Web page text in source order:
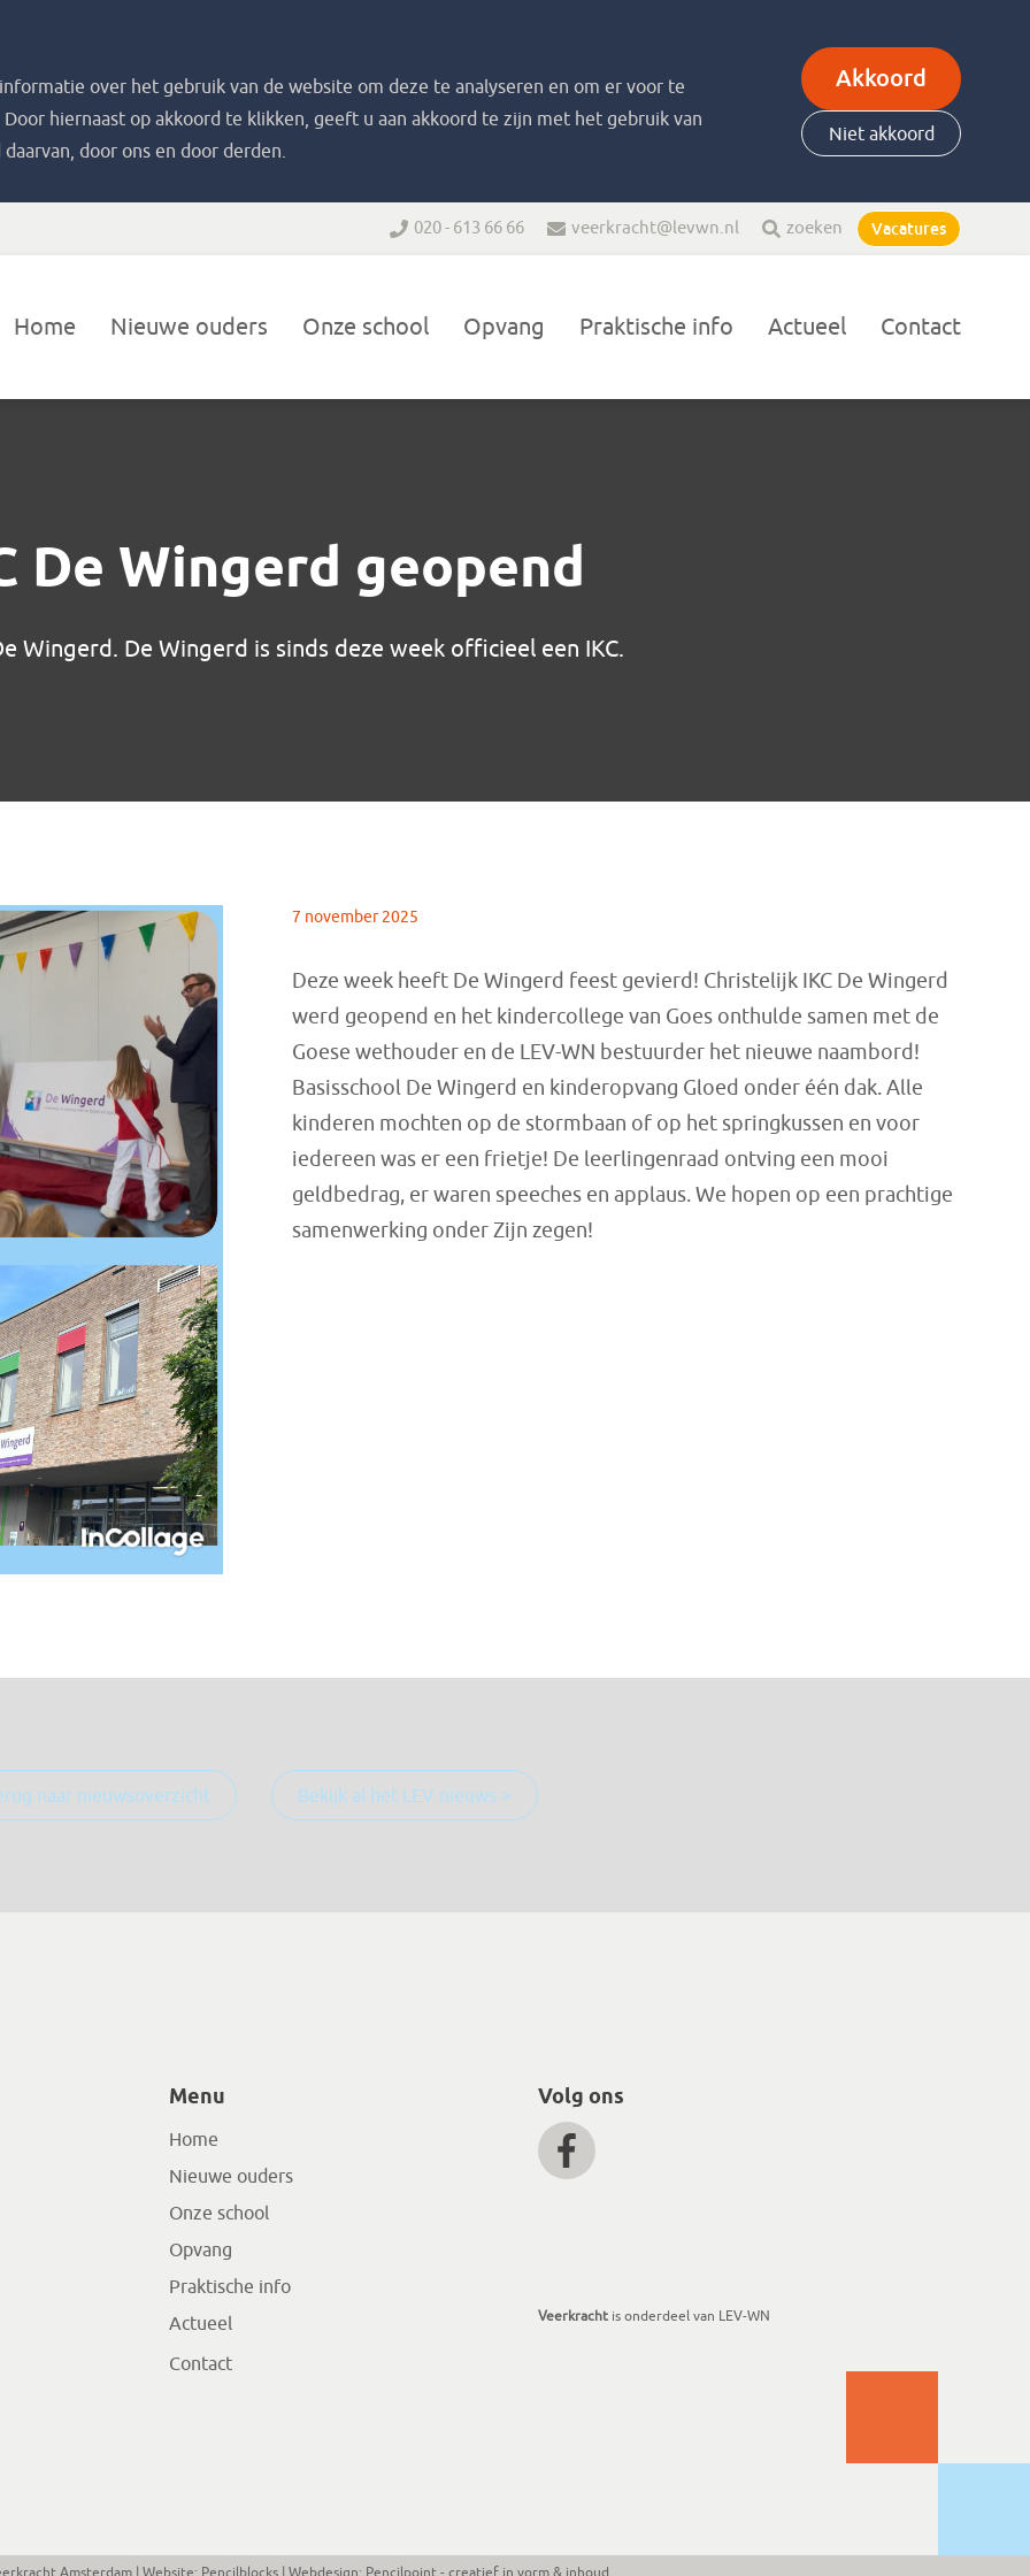
over het gebruik van de website om deze te analyseren en om er voor te
hiernaast op akkoord te klikken, geeft u aan akkoord te zijn met het gebruik van
door ons en door derden.
Akkoord
Niet akkoord
020 - 613 66 66 veerkracht@levwn.nl zoeken Vacatures
Home Nieuwe ouders Onze school Opvang Praktische info Actueel Contact
De Wingerd geopend
Wingerd. De Wingerd is sinds deze week officieel een IKC.
7 november 2025
Deze week heeft De Wingerd feest gevierd! Christelijk IKC De Wingerd
werd geopend en het kindercollege van Goes onthulde samen met de
Goese wethouder en de LEV-WN bestuurder het nieuwe naambord!
Basisschool De Wingerd en kinderopvang Gloed onder één dak. Alle
kinderen mochten op de stormbaan of op het springkussen en voor
iedereen was er een frietje! De leerlingenraad ontving een mooi
geldbedrag, er waren speeches en applaus. We hopen op een prachtige
samenwerking onder Zijn zegen!
naar nieuwsoverzicht Bekijk al het LEV nieuws >
Menu
Home
Nieuwe ouders
Onze school
Opvang
Praktische info
Actueel
Contact
Volg ons
Veerkracht is onderdeel van LEV-WN
Amsterdam | Website: Pencilblocks | Webdesign: Pencilpoint - creatief in vorm & inhoud